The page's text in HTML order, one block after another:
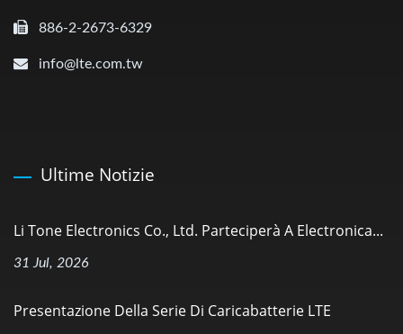
886-2-2673-6329
info@lte.com.tw
Ultime Notizie
Li Tone Electronics Co., Ltd. Parteciperà A Electronica...
31 Jul, 2026
Presentazione Della Serie Di Caricabatterie LTE